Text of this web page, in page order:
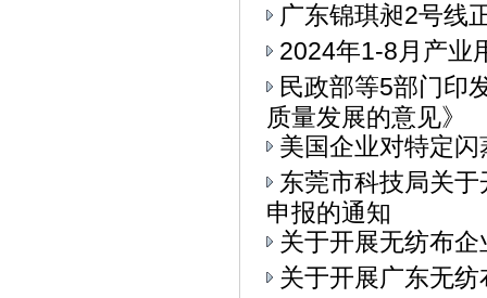
广东锦琪昶2号线
2024年1-8月产业
民政部等5部门印
质量发展的意见》
美国企业对特定
东莞市科技局关
申报的通知
关于开展无纺布
关于开展广东无